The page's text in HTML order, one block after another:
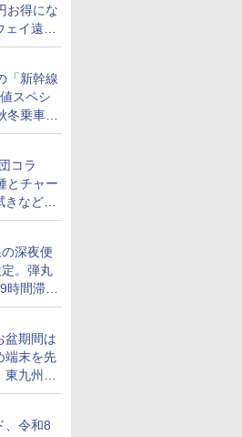
お得にな
イ遠征
「新幹線
スペシ
冬乗車
コラ
とチャー
など雑
深夜便
。弾丸
間滞在
盆期間は
端末を先
九州道
を実施
、令和8